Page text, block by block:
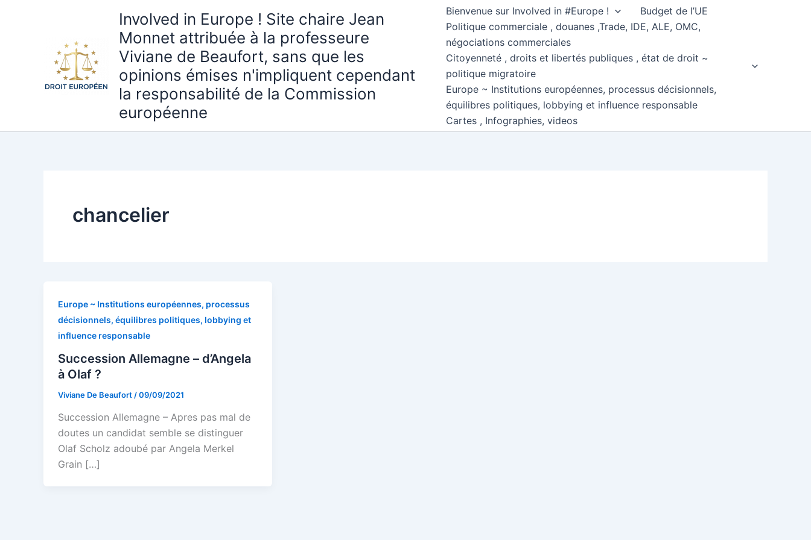
Involved in Europe ! Site chaire Jean
Monnet attribuée à la professeure
Viviane de Beaufort, sans que les
opinions émises n'impliquent cependant
la responsabilité de la Commission
européenne
Bienvenue sur Involved in #Europe !
Budget de l’UE
Politique commerciale , douanes ,Trade, IDE, ALE, OMC,
négociations commerciales
Citoyenneté , droits et libertés publiques , état de droit ~
politique migratoire
Europe ~ Institutions européennes, processus décisionnels,
équilibres politiques, lobbying et influence responsable
Cartes , Infographies, videos
chancelier
Europe ~ Institutions européennes, processus
décisionnels, équilibres politiques, lobbying et
influence responsable
Succession Allemagne – d’Angela
à Olaf ?
Viviane De Beaufort /09/09/2021
Succession Allemagne – Apres pas mal de
doutes un candidat semble se distinguer
Olaf Scholz adoubé par Angela Merkel
Grain […]